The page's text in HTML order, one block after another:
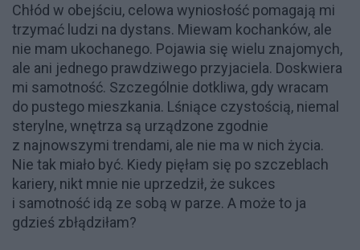
Chłód w obejściu, celowa wyniosłość pomagają mi
trzymać ludzi na dystans. Miewam kochanków, ale
nie mam ukochanego. Pojawia się wielu znajomych,
ale ani jednego prawdziwego przyjaciela. Doskwiera
mi samotność. Szczególnie dotkliwa, gdy wracam
do pustego mieszkania. Lśniące czystością, niemal
sterylne, wnętrza są urządzone zgodnie
z najnowszymi trendami, ale nie ma w nich życia.
Nie tak miało być. Kiedy pięłam się po szczeblach
kariery, nikt mnie nie uprzedził, że sukces
i samotność idą ze sobą w parze. A może to ja
gdzieś zbłądziłam?